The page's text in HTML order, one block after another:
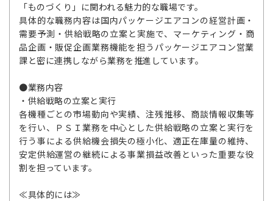
「ものづくり」に関われる魅力的な職場です。
具体的な職務内容は国内パッケージエアコンの経営計画・
需要予測・供給戦略の立案と実施で、マーケティング・商
品企画・販促企画業務機能を担うパッケージエアコン営業
課と密に連携しながら業務を推進しています。
●業務内容
・供給戦略の立案と実行
各機種ごとの市場動向や実績、注残推移、商談情報収集等
を行い、ＰＳＩ業務を中心とした供給戦略の立案と実行を
行う事による供給機会損失の極小化、適正在庫量の維持、
安定供給運営の継続による事業損益改善といった重要な役
割を担っています。
≪具体的には≫